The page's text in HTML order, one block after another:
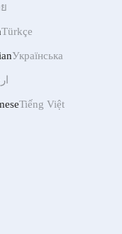
Türkçe
Українська
Tiếng Việt